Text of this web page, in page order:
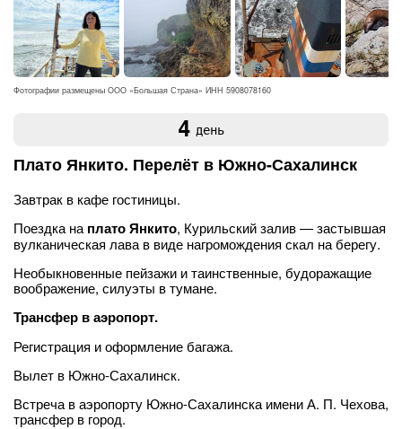
Фотографии размещены ООО «Большая Страна» ИНН 5908078160
4 день
Плато Янкито. Перелёт в Южно-Сахалинск
Завтрак в кафе гостиницы.
Поездка на плато Янкито, Курильский залив — застывшая
вулканическая лава в виде нагромождения скал на берегу.
Необыкновенные пейзажи и таинственные, будоражащие
воображение, силуэты в тумане.
Трансфер в аэропорт.
Регистрация и оформление багажа.
Вылет в Южно-Сахалинск.
Встреча в аэропорту Южно-Сахалинска имени А. П. Чехова,
трансфер в город.